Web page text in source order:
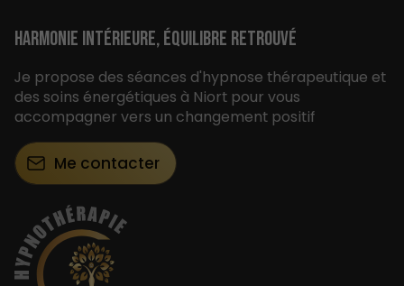
HARMONIE INTÉRIEURE, ÉQUILIBRE RETROUVÉ
Je propose des séances d'hypnose thérapeutique et
des soins énergétiques à Niort pour vous
accompagner vers un changement positif
Me contacter